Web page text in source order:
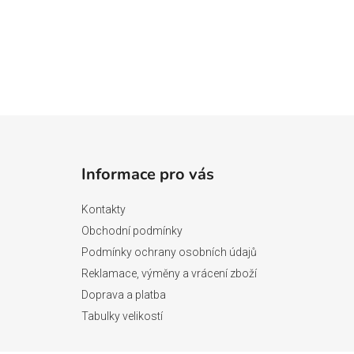
Informace pro vás
Kontakty
Obchodní podmínky
Podmínky ochrany osobních údajů
Reklamace, výměny a vrácení zboží
Doprava a platba
Tabulky velikostí